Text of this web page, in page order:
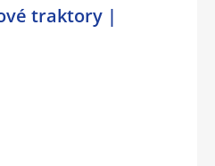
traktory |